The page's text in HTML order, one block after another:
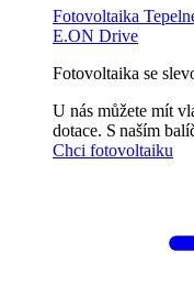
Fotovoltaika
E.ON Drive
Fotovoltaika se
U nás můžete mít
dotace. S naším
Chci fotovoltaiku